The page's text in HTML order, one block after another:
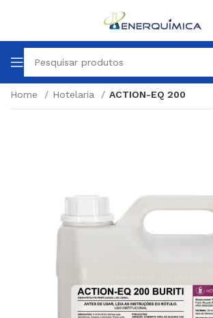
Home Hotelaria ACTION-EQ 200